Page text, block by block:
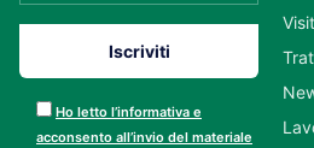
Ho letto l’informativa e
acconsento all’invio del materiale